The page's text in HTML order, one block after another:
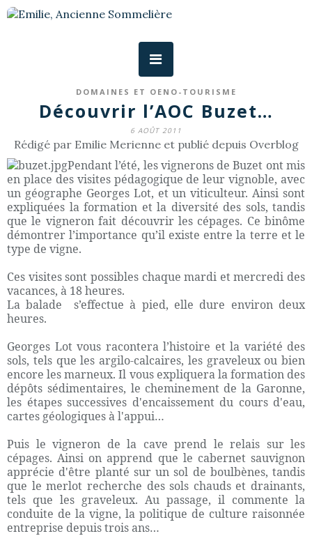
DOMAINES ET OENO-TOURISME
Découvrir l’AOC Buzet…
6 AOÛT 2011
Rédigé par Emilie Merienne et publié depuis Overblog
Pendant l’été, les vignerons de Buzet ont mis
en place des visites pédagogique de leur vignoble, avec
un géographe Georges Lot, et un viticulteur. Ainsi sont
expliquées la formation et la diversité des sols, tandis
que le vigneron fait découvrir les cépages. Ce binôme
démontrer l’importance qu’il existe entre la terre et le
type de vigne.
Ces visites sont possibles chaque mardi et mercredi des
vacances, à 18 heures.
La balade
s’effectue à pied, elle dure environ deux
heures.
Georges Lot vous racontera l’histoire et la variété des
sols, tels que les argilo-calcaires, les graveleux ou bien
encore les marneux. Il vous expliquera la formation des
dépôts sédimentaires, le cheminement de la Garonne,
les étapes successives d'encaissement du cours d'eau,
cartes géologiques à l'appui…
Puis le vigneron de la cave prend le relais sur les
cépages. Ainsi on apprend que le cabernet sauvignon
apprécie d'être planté sur un sol de boulbènes, tandis
que le merlot recherche des sols chauds et drainants,
tels que les graveleux. Au passage, il commente la
conduite de la vigne, la politique de culture raisonnée
entreprise depuis trois ans…